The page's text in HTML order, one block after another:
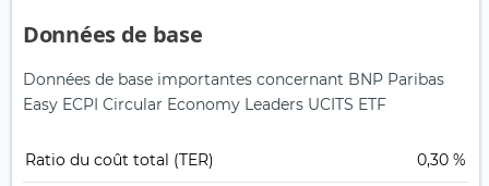
Données de base
Données de base importantes concernant BNP Paribas
Easy ECPI Circular Economy Leaders UCITS ETF
Ratio du coût total (TER) 0,30 %